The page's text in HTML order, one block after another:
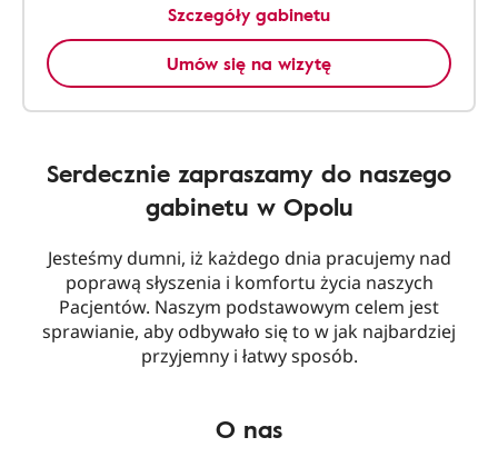
Szczegóły gabinetu
Umów się na wizytę
Serdecznie zapraszamy do naszego
gabinetu w Opolu
Jesteśmy dumni, iż każdego dnia pracujemy nad
poprawą słyszenia i komfortu życia naszych
Pacjentów. Naszym podstawowym celem jest
sprawianie, aby odbywało się to w jak najbardziej
przyjemny i łatwy sposób.
O nas